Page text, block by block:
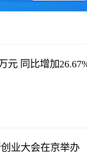
元 同比增加
创业大会在京举办